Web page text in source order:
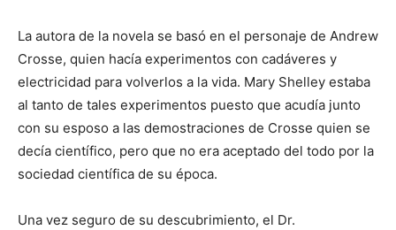
La autora de la novela se basó en el personaje de Andrew
Crosse, quien hacía experimentos con cadáveres y
electricidad para volverlos a la vida. Mary Shelley estaba
al tanto de tales experimentos puesto que acudía junto
con su esposo a las demostraciones de Crosse quien se
decía científico, pero que no era aceptado del todo por la
sociedad científica de su época.
Una vez seguro de su descubrimiento, el Dr.